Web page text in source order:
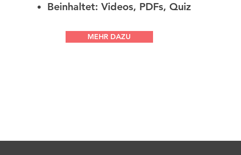
Beinhaltet: Videos, PDFs, Quiz
MEHR DAZU